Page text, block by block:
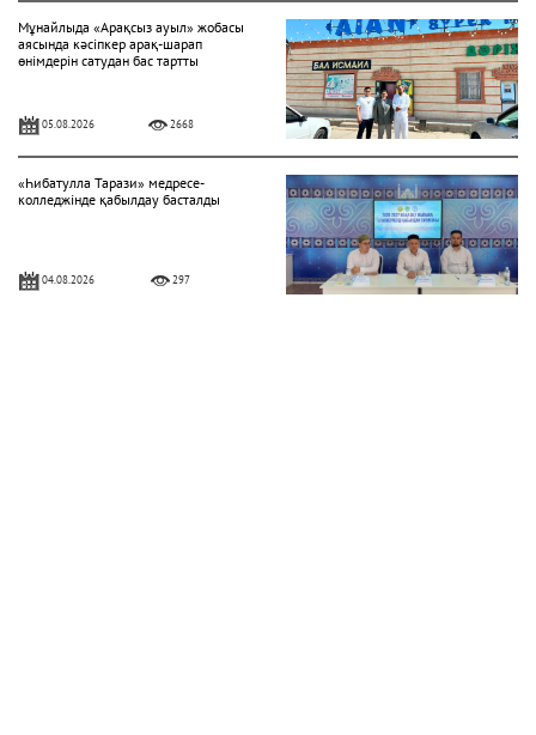
Мұнайлыда «Арақсыз ауыл» жобасы
аясында кәсіпкер арақ-шарап
өнімдерін сатудан бас тартты
05.08.2026 2668
«Һибатулла Тарази» медресе-
колледжінде қабылдау басталды
04.08.2026 297